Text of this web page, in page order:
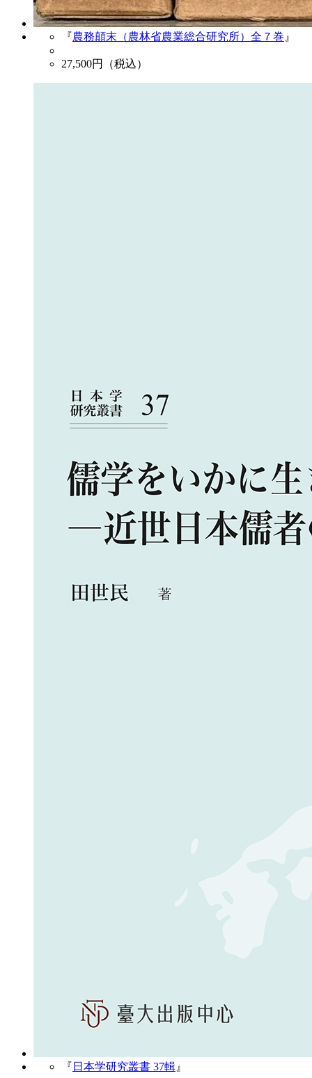
『農務顛末（農林省農業総合研究所）全７巻 』
27,500円（税込）
『 日本学研究叢書 37輯 』